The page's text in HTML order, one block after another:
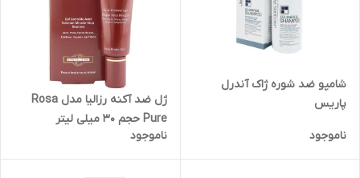
شامپو ضد شوره ژاک آندرل
پاریس
ناموجود
ژل ضد آکنه رزالیا مدل Rosa
Pure حجم 30 میلی لیتر
ناموجود